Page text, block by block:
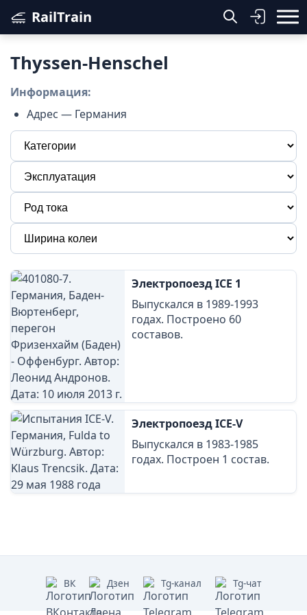
RailTrain
Thyssen-Henschel
Информация:
Адрес — Германия
Электропоезд ICE 1
Выпускался в 1989-1993
годах. Построено 60
составов.
Электропоезд ICE-V
Выпускался в 1983-1985
годах. Построен 1 состав.
ВК Дзен Tg-канал Tg-чат